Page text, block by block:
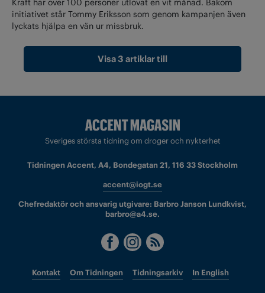
Kraft har över 100 personer utlovat en vit månad. Bakom
initiativet står Tommy Eriksson som genom kampanjen även
lyckats hjälpa en vän ur missbruk.
Visa 3 artiklar till
Sveriges största tidning om droger och nykterhet
Tidningen Accent, A4, Bondegatan 21, 116 33 Stockholm
accent@iogt.se
Chefredaktör och ansvarig utgivare: Barbro Janson Lundkvist,
barbro@a4.se.
Kontakt Om Tidningen Tidningsarkiv In English